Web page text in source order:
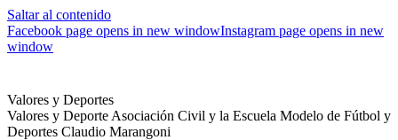
Saltar al contenido
Facebook page opens in new windowInstagram page opens in new
window
Valores y Deportes
Valores y Deporte Asociación Civil y la Escuela Modelo de Fútbol y
Deportes Claudio Marangoni